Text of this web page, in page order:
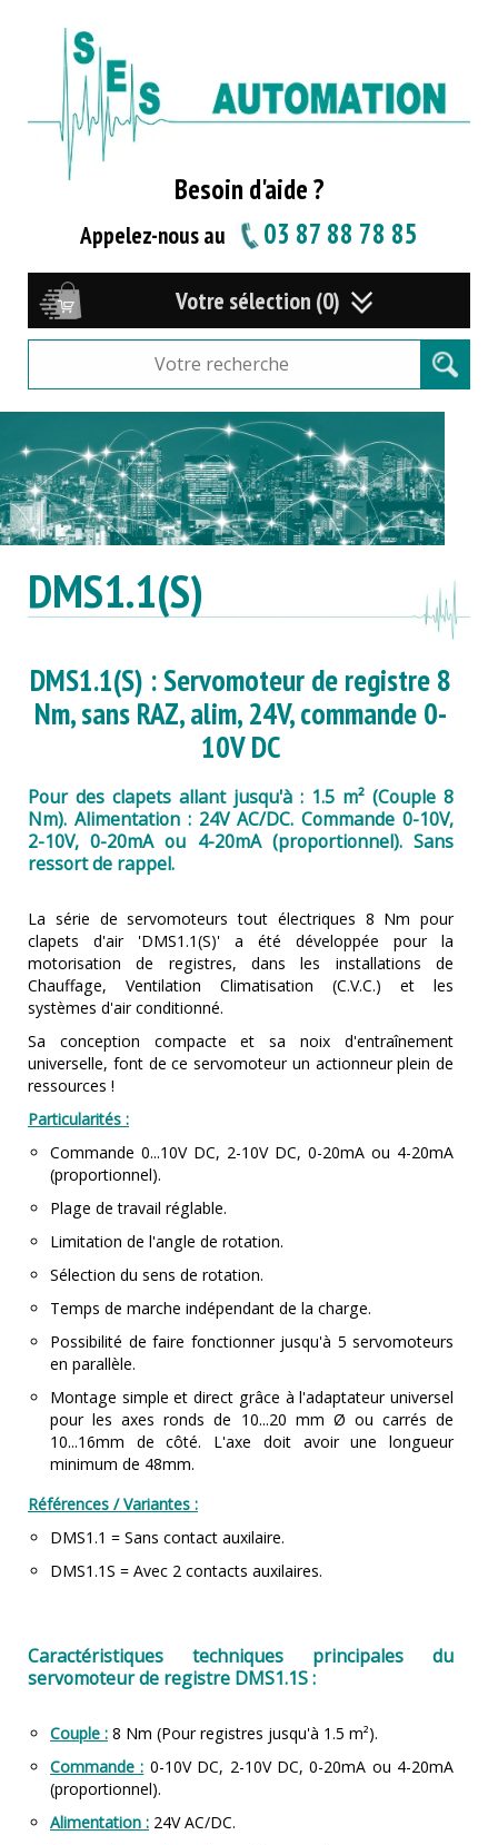
Besoin d'aide ?
Appelez-nous au 03 87 88 78 85
Votre sélection (0)
DMS1.1(S)
DMS1.1(S) : Servomoteur de registre 8
Nm, sans RAZ, alim, 24V, commande 0-
10V DC
Pour des clapets allant jusqu'à : 1.5 m² (Couple 8
Nm). Alimentation : 24V AC/DC. Commande 0-10V,
2-10V, 0-20mA ou 4-20mA (proportionnel). Sans
ressort de rappel.
La série de servomoteurs tout électriques 8 Nm pour
clapets d'air 'DMS1.1(S)' a été développée pour la
motorisation de registres, dans les installations de
Chauffage, Ventilation Climatisation (C.V.C.) et les
systèmes d'air conditionné.
Sa conception compacte et sa noix d'entraînement
universelle, font de ce servomoteur un actionneur plein de
ressources !
Particularités :
Commande 0...10V DC, 2-10V DC, 0-20mA ou 4-20mA
(proportionnel).
Plage de travail réglable.
Limitation de l'angle de rotation.
Sélection du sens de rotation.
Temps de marche indépendant de la charge.
Possibilité de faire fonctionner jusqu'à 5 servomoteurs
en parallèle.
Montage simple et direct grâce à l'adaptateur universel
pour les axes ronds de 10...20 mm Ø ou carrés de
10...16mm de côté. L'axe doit avoir une longueur
minimum de 48mm.
Références / Variantes :
DMS1.1 = Sans contact auxilaire.
DMS1.1S = Avec 2 contacts auxilaires.
Caractéristiques techniques principales du
servomoteur de registre DMS1.1S :
Couple : 8 Nm (Pour registres jusqu'à 1.5 m²).
Commande : 0-10V DC, 2-10V DC, 0-20mA ou 4-20mA
(proportionnel).
Alimentation : 24V AC/DC.